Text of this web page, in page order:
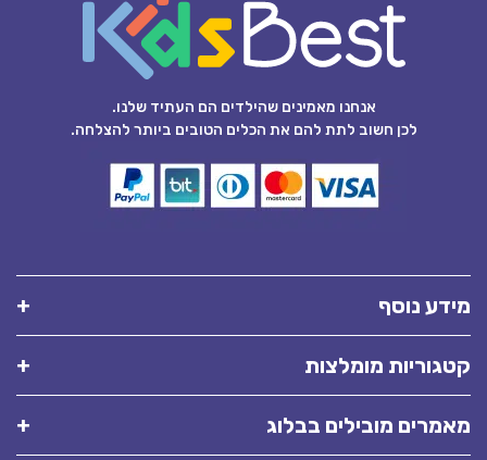
אנחנו מאמינים שהילדים הם העתיד שלנו.
לכן חשוב לתת להם את הכלים הטובים ביותר להצלחה.
מידע נוסף
קטגוריות מומלצות
מאמרים מובילים בבלוג